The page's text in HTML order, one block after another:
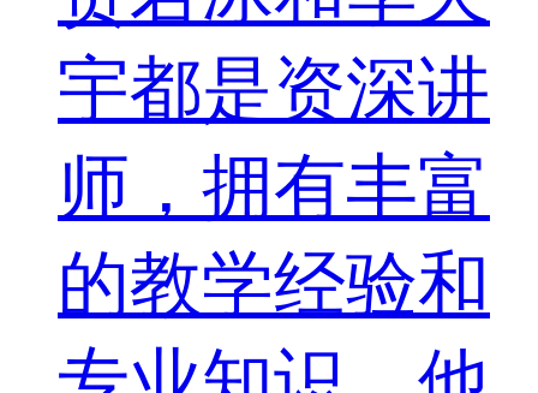
宇都是资深讲
师，拥有丰富
的教学经验和